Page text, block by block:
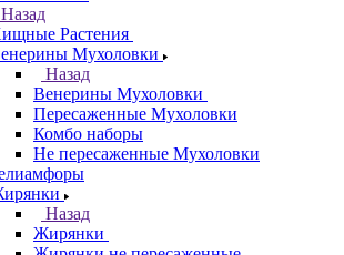
Назад
Растения
Мухоловки
Назад
Венерины Мухоловки
Пересаженные Мухоловки
Комбо наборы
Не пересаженные Мухоловки
Назад
Жирянки